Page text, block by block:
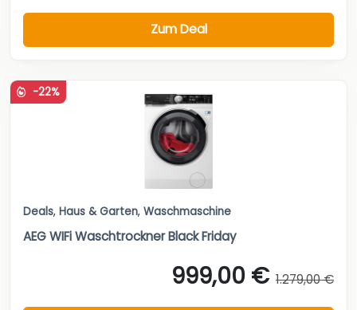
Zum Deal
-22%
Deals, Haus & Garten, Waschmaschine
AEG WIFi Waschtrockner Black Friday
999,00 € 1.279,00 €